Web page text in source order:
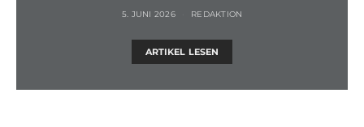
5. JUNI 2026 REDAKTION
ARTIKEL LESEN